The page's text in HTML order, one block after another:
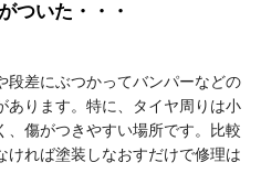
ついた・・・
段差にぶつかってバンパーなどの
あります。特に、タイヤ周りは小
、傷がつきやすい場所です。比較
ければ塗装しなおすだけで修理は